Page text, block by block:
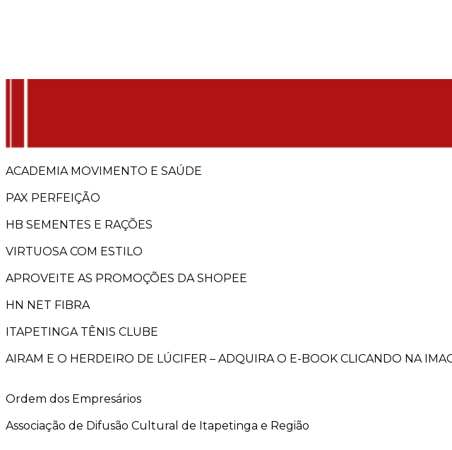
ACADEMIA MOVIMENTO E SAÚDE
PAX PERFEIÇÃO
HB SEMENTES E RAÇÕES
VIRTUOSA COM ESTILO
APROVEITE AS PROMOÇÕES DA SHOPEE
HN NET FIBRA
ITAPETINGA TÊNIS CLUBE
AIRAM E O HERDEIRO DE LÚCIFER – ADQUIRA O E-BOOK CLICANDO NA
Ordem dos Empresários
Associação de Difusão Cultural de Itapetinga e Região